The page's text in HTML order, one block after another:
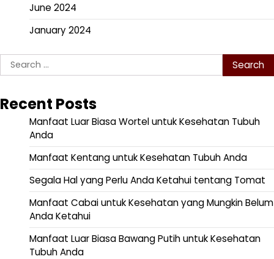
June 2024
January 2024
Search
for:
Recent Posts
Manfaat Luar Biasa Wortel untuk Kesehatan Tubuh
Anda
Manfaat Kentang untuk Kesehatan Tubuh Anda
Segala Hal yang Perlu Anda Ketahui tentang Tomat
Manfaat Cabai untuk Kesehatan yang Mungkin Belum
Anda Ketahui
Manfaat Luar Biasa Bawang Putih untuk Kesehatan
Tubuh Anda